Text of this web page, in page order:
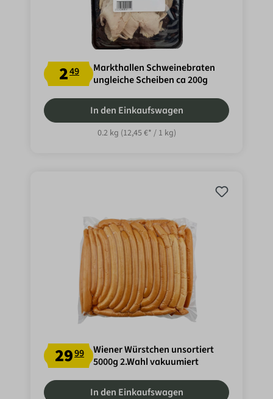
249
Markthallen Schweinebraten
ungleiche Scheiben ca 200g
In den Einkaufswagen
0.2 kg (12,45 €* / 1 kg)
2999
Wiener Würstchen unsortiert
5000g 2.Wahl vakuumiert
In den Einkaufswagen